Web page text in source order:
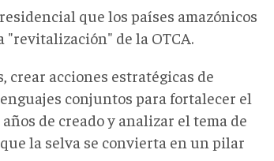
que los países amazónicos
de la OTCA.
crear acciones estratégicas de
conjuntos para fortalecer el
de creado y analizar el tema de
la selva se convierta en un pilar